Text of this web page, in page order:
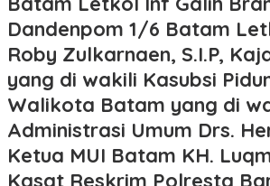
Dandenpom 1/6 Batam
Roby Zulkarnaen, S.I.P,
yang di wakili Kasubsi
Walikota Batam yang di
Administrasi Umum Drs.
Ketua MUI Batam KH.
Kasat Reskrim Polresta